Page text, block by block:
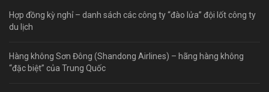
Hợp đồng kỳ nghỉ – danh sách các công ty “đào lửa” đội lốt công ty
du lịch
Hàng không Sơn Đông (Shandong Airlines) – hãng hàng không
“đặc biệt” của Trung Quốc